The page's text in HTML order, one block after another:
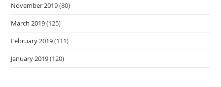
November 2019(80)
March 2019(125)
February 2019(111)
January 2019(120)